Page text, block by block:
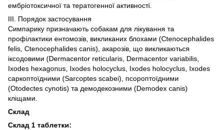
ембріотоксичної та тератогенної активності.
ІІІ. Порядок застосування
Симпарику призначають собакам для лікування та
профілактики ентомозів, викликаних блохами (Ctenocephalides
felis, Ctenocephalides canis), акарозів, що викликаються
іксодовими (Dermacentor reticularis, Dermacentor variabilis,
Ixodes hexagonus, Ixodes holocyclus, Ixodes holocyclus, Ixodes
саркоптоїдними (Sarcoptes scabei), псороптоїдними
(Otodectes cynotis) та демодекозними (Demodex canis)
кліщами.
Склад
Склад 1 таблетки: